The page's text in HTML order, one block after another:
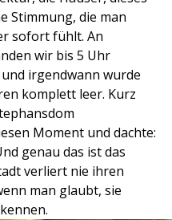
Stimmung, die man
sofort fühlt. An
wir bis 5 Uhr
irgendwann wurde
komplett leer. Kurz
Moment und dachte:
genau das ist das
verliert nie ihren
man glaubt, sie